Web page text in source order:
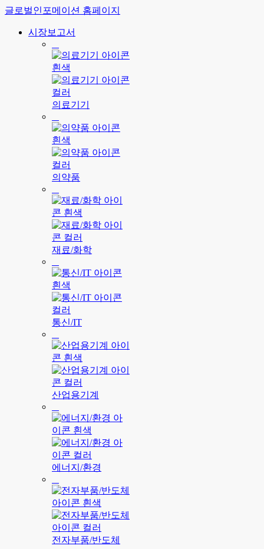
글로벌인포메이션 홈페이지
시장보고서
의료기기
의약품
재료/화학
통신/IT
산업용기계
에너지/환경
전자부품/반도체